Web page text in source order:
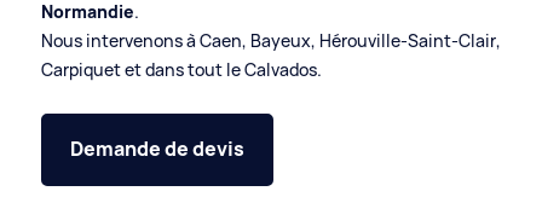
Normandie.
Nous intervenons à Caen, Bayeux, Hérouville-Saint-Clair,
Carpiquet et dans tout le Calvados.
Demande de devis